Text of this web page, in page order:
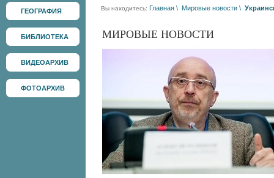
ГЕОГРАФИЯ
БИБЛИОТЕКА
ВИДЕОАРХИВ
ФОТОАРХИВ
Вы находитесь: Главная \ Мировые новости \
МИРОВЫЕ НОВОСТИ